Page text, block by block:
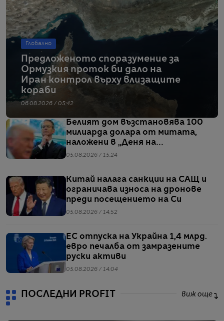
Глобално
Предложеното споразумение за
Ормузкия проток би дало на
Иран контрол върху влизащите
кораби
06.08.2026 / 05:42
Белият дом възстановява 100
милиарда долара от митата,
наложени в „Деня на
освобождението“
05.08.2026 / 15:24
Китай налага санкции на САЩ и
ограничава износа на дронове
преди посещението на Си
05.08.2026 / 14:52
ЕС отпуска на Украйна 1,4 млрд.
евро печалба от замразените
руски активи
05.08.2026 / 14:04
ПОСЛЕДНИ PROFIT виж още